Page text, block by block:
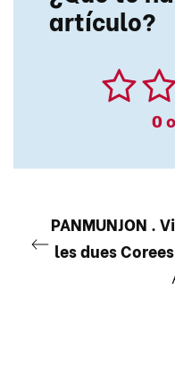
artículo?
0
PANMUNJON .
les dues